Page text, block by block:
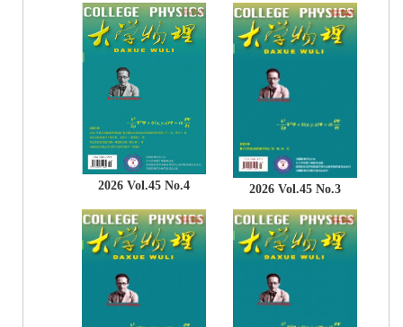
2026 Vol.45 No.4 2026 Vol.45 No.3